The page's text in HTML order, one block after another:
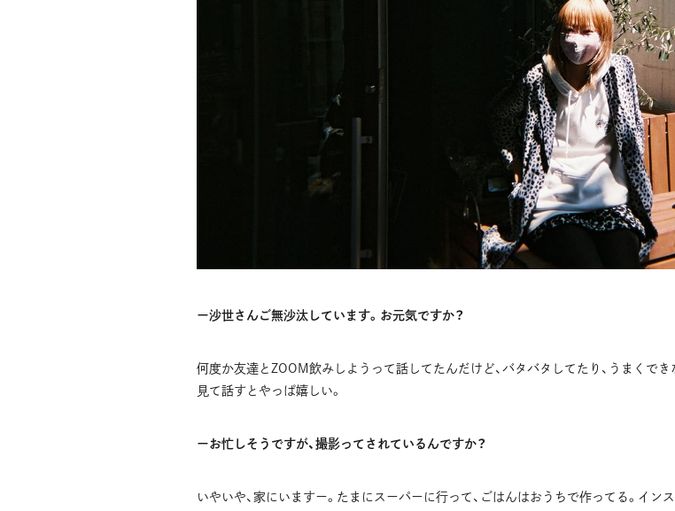
ー沙世さんご無沙汰しています。お元気ですか？
何度か友達とZOOM飲みしようって話してたんだけど、バタバタしてたり、うまくで
見て話すとやっぱ嬉しい。
ーお忙しそうですが、撮影ってされているんですか？
いやいや、家にいますー。たまにスーパーに行って、ごはんはおうちで作ってる。イ